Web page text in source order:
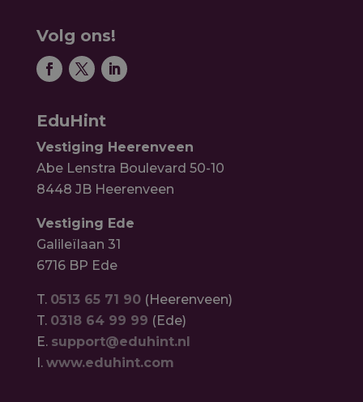
Volg ons!
EduHint
Vestiging Heerenveen
Abe Lenstra Boulevard 50-10
8448 JB Heerenveen
Vestiging Ede
Galileïlaan 31
6716 BP Ede
T. 0513 65 71 90(Heerenveen)
T. 0318 64 99 99 (Ede)
E. support@eduhint.nl
I. www.eduhint.com